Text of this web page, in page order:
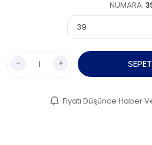
NUMARA:
- +
Fiyatı Düşünce Haber